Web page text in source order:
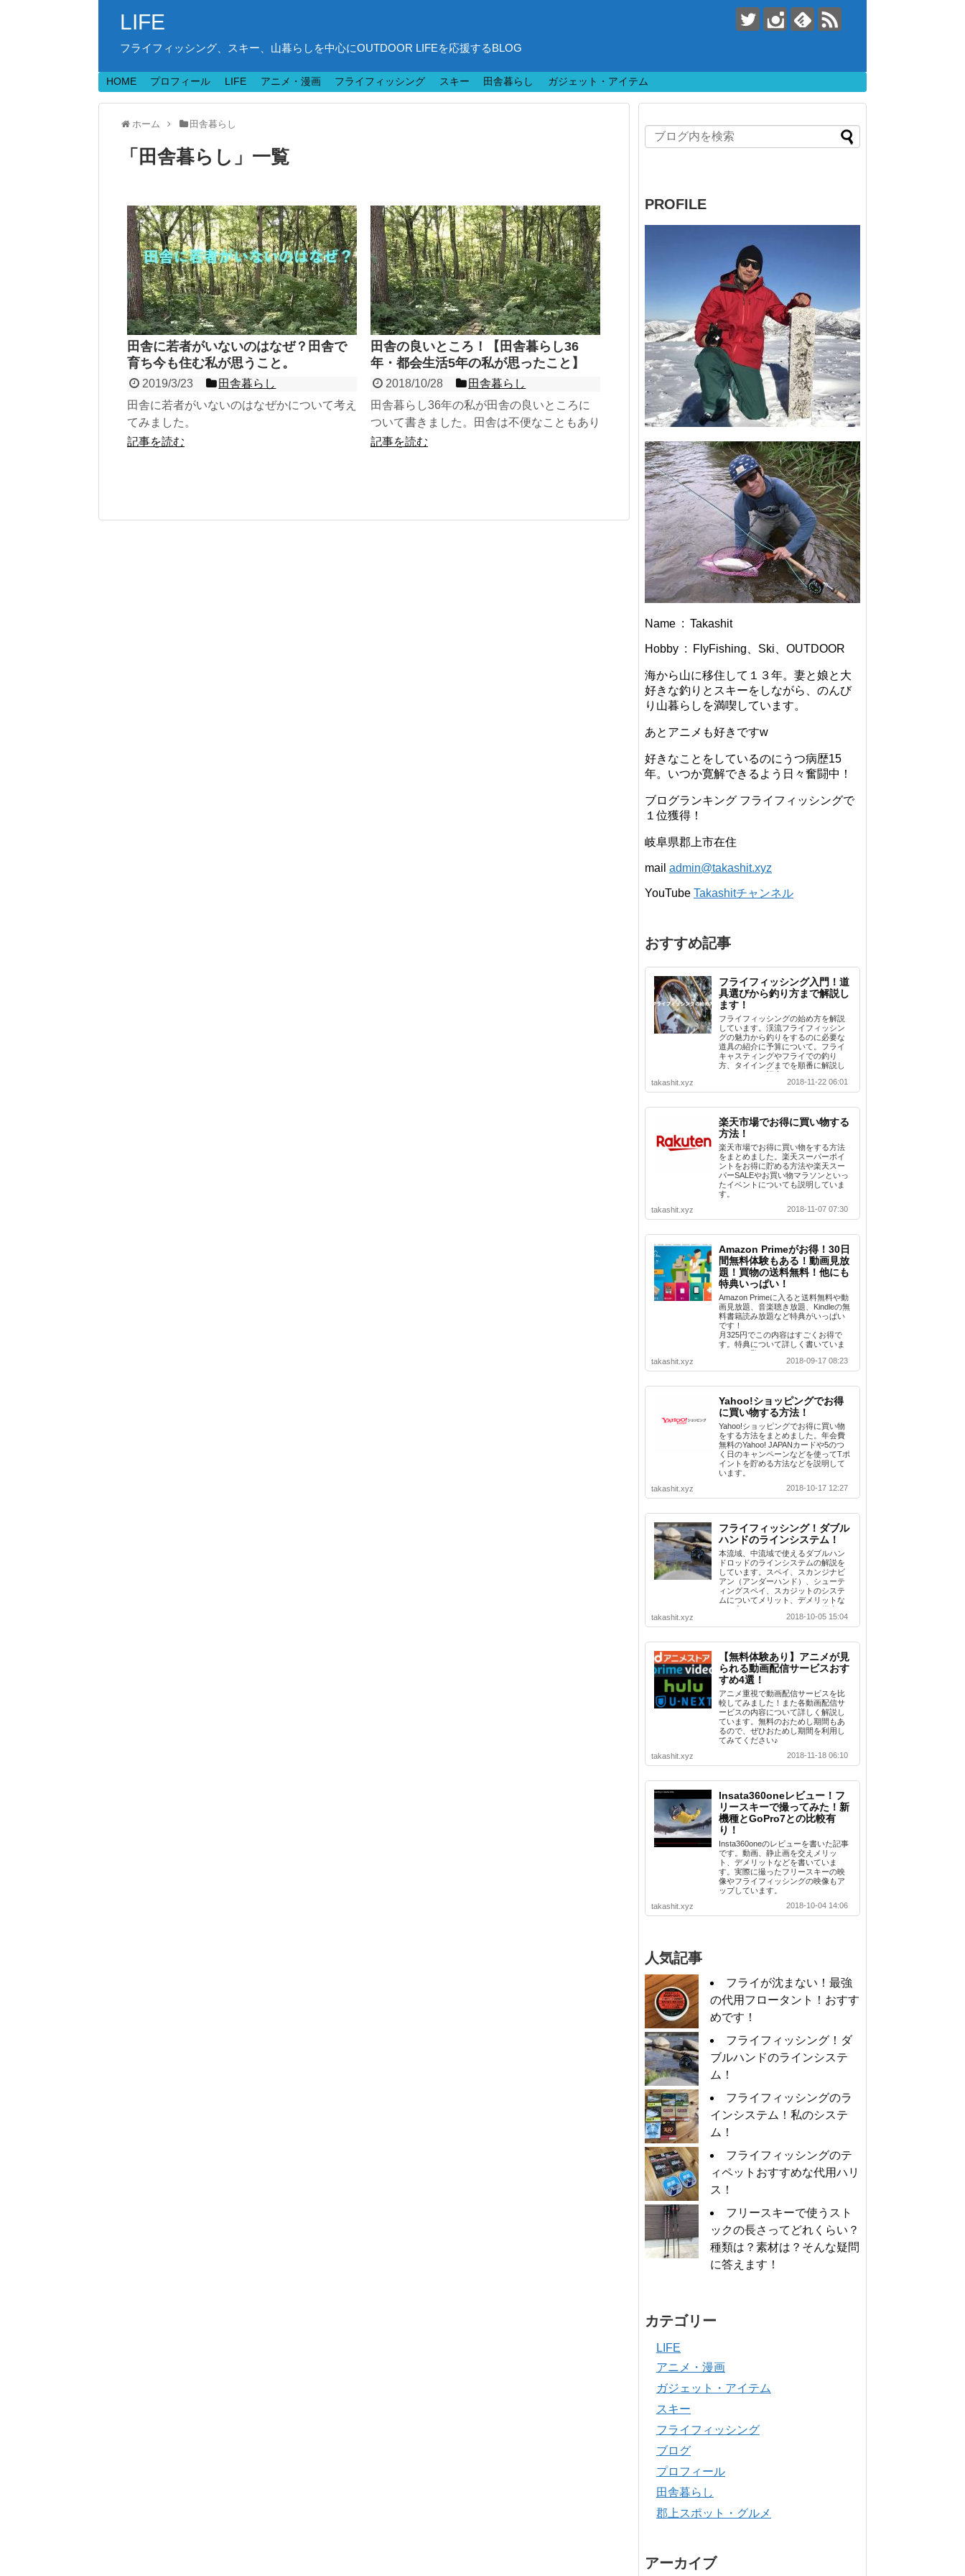
LIFE
フライフィッシング、スキー、山暮らしを中心にOUTDOOR LIFEを応援するBLOG
HOME プロフィール LIFE アニメ・漫画 フライフィッシング スキー 田舎暮らし ガジェット・アイテム
ホーム 田舎暮らし
「 田舎暮らし 」 一覧
田舎に若者がいないのはなぜ？田舎で
育ち今も住む私が思うこと。
2019/3/23
田舎暮らし
田舎に若者がいないのはなぜかについて考え
てみました。
記事を読む
田舎の良いところ！【田舎暮らし36
年・都会生活5年の私が思ったこと】
2018/10/28
田舎暮らし
田舎暮らし36年の私が田舎の良いところに
ついて書きました。田舎は不便なこともあり
ますが、自然豊かでのんびりと生活できて良
記事を読む
PROFILE
Name : Takashit
Hobby : FlyFishing、Ski、OUTDOOR
海から山に移住して１３年。妻と娘と大
好きな釣りとスキーをしながら、のんび
り山暮らしを満喫しています。
あとアニメも好きですw
好きなことをしているのにうつ病歴15
年。いつか寛解できるよう日々奮闘中！
ブログランキング フライフィッシングで
１位獲得！
岐阜県郡上市在住
mail admin@takashit.xyz
YouTube Takashitチャンネル
おすすめ記事
フライフィッシング入門！道
具選びから釣り方まで解説し
ます！
フライフィッシングの始め方を解説
しています。渓流フライフィッシン
グの魅力から釣りをするのに必要な
道具の紹介に予算について。フライ
キャスティングやフライでの釣り
方、タイイングまでを順番に解説し
takashit.xyz
2018-11-22 06:01
楽天市場でお得に買い物する
方法！
楽天市場でお得に買い物をする方法
をまとめました。楽天スーパーポイ
ントをお得に貯める方法や楽天スー
パーSALEやお買い物マラソンといっ
たイベントについても説明していま
す。
takashit.xyz
2018-11-07 07:30
Amazon Primeがお得！30日
間無料体験もある！動画見放
題！買物の送料無料！他にも
特典いっぱい！
Amazon Primeに入ると送料無料や動
画見放題、音楽聴き放題、Kindleの無
料書籍読み放題など特典がいっぱい
です！
月325円でこの内容はすごくお得で
す。特典について詳しく書いていま
takashit.xyz
2018-09-17 08:23
Yahoo!ショッピングでお得
に買い物する方法！
Yahoo!ショッピングでお得に買い物
をする方法をまとめました。年会費
無料のYahoo! JAPANカードや5のつ
く日のキャンペーンなどを使ってTポ
イントを貯める方法などを説明して
います。
takashit.xyz
2018-10-17 12:27
フライフィッシング！ダブル
ハンドのラインシステム！
本流域、中流域で使えるダブルハン
ドロッドのラインシステムの解説を
しています。スペイ、スカンジナビ
アン（アンダーハンド）、シューテ
ィングスペイ、スカジットのシステ
ムについてメリット、デメリットな
takashit.xyz
2018-10-05 15:04
【無料体験あり】アニメが見
られる動画配信サービスおす
すめ4選！
アニメ重視で動画配信サービスを比
較してみました！また各動画配信サ
ービスの内容について詳しく解説し
ています。無料のおためし期間もあ
るので、ぜひおためし期間を利用し
てみてください♪
takashit.xyz
2018-11-18 06:10
Insata360oneレビュー！フ
リースキーで撮ってみた！新
機種とGoPro7との比較有
り！
Insta360oneのレビューを書いた記事
です。動画、静止画を交えメリッ
ト、デメリットなどを書いていま
す。実際に撮ったフリースキーの映
像やフライフィッシングの映像もア
ップしています。
takashit.xyz
2018-10-04 14:06
人気記事
フライが沈まない！最強
の代用フロータント！おすす
めです！
フライフィッシング！ダ
ブルハンドのラインシステ
ム！
フライフィッシングのラ
インシステム！私のシステ
ム！
フライフィッシングのテ
ィペットおすすめな代用ハリ
ス！
フリースキーで使うスト
ックの長さってどれくらい？
種類は？素材は？そんな疑問
に答えます！
カテゴリー
LIFE
アニメ・漫画
ガジェット・アイテム
スキー
フライフィッシング
ブログ
プロフィール
田舎暮らし
郡上スポット・グルメ
アーカイブ